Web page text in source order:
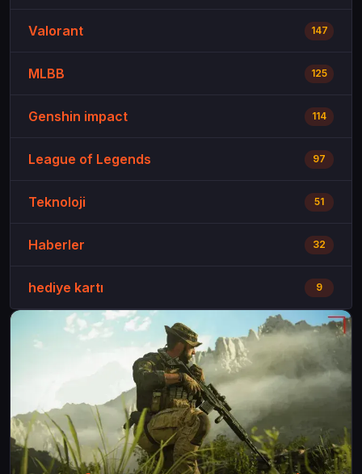
Valorant 147
MLBB 125
Genshin impact 114
League of Legends 97
Teknoloji 51
Haberler 32
hediye kartı 9